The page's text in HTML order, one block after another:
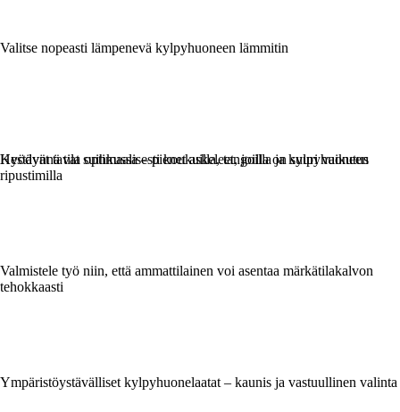
Valitse nopeasti lämpenevä kylpyhuoneen lämmitin
Kestävät tavat suihkussa – pienet askeleet, joilla on suuri vaikutus
Valmistele työ niin, että ammattilainen voi asentaa märkätilakalvon
tehokkaasti
Ympäristöystävälliset kylpyhuonelaatat – kaunis ja vastuullinen valinta
Hyödynnä tila optimaalisesti koukuilla, tangoilla ja kylpyhuoneen
ripustimilla